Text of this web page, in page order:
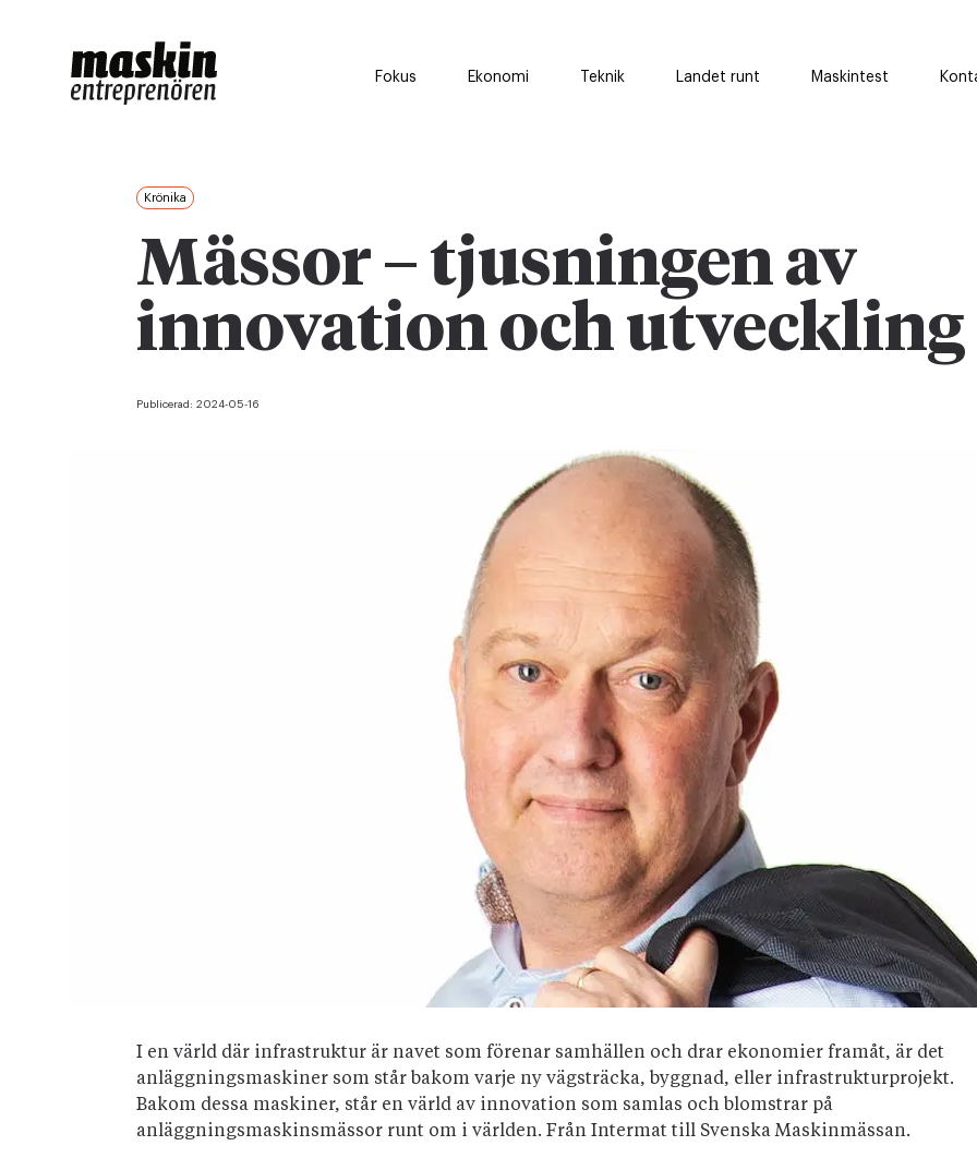
Fokus Ekonomi Teknik Landet runt Maskintest
Krönika
Mässor – tjusningen av
innovation och utveckling
Publicerad: 2024-05-16
I en värld där infrastruktur är navet som förenar samhällen och drar ekonomier framåt, är det
anläggningsmaskiner som står bakom varje ny vägsträcka, byggnad, eller infrastrukturprojekt.
Bakom dessa maskiner, står en värld av innovation som samlas och blomstrar på
anläggningsmaskinsmässor runt om i världen. Från Intermat till Svenska Maskinmässan.